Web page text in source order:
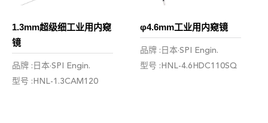
1.3mm超级细工业用内窥
镜
品牌 :日本·SPI Engin.
型号 :HNL-1.3CAM120
φ4.6mm工业用内窥镜
品牌 :日本·SPI Engin.
型号 :HNL-4.6HDC110SQ